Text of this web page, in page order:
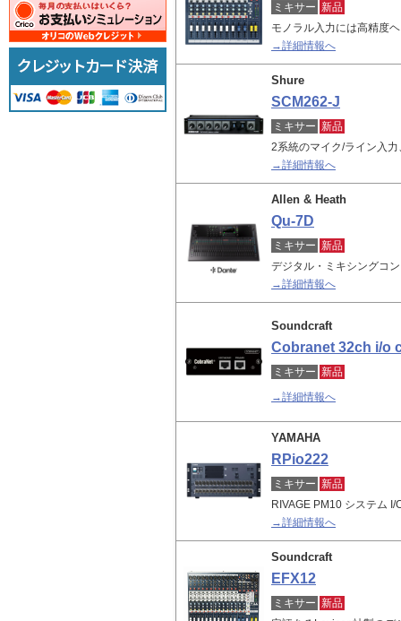
ミキサー 新品
モノラル入力には高精度
→詳細情報へ
Shure
SCM262-J
ミキサー 新品
2系統のマイク/ライン入
→詳細情報へ
Allen & Heath
Qu-7D
ミキサー 新品
デジタル・ミキシングコ
→詳細情報へ
Soundcraft
Cobranet 32ch i/o
ミキサー 新品
→詳細情報へ
YAMAHA
RPio222
ミキサー 新品
RIVAGE PM10 システム
→詳細情報へ
Soundcraft
EFX12
ミキサー 新品